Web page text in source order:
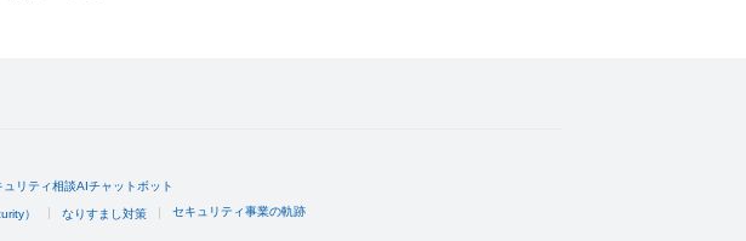
ュリティ相談AIチャットボット
） なりすまし対策 セキュリティ事業の軌跡